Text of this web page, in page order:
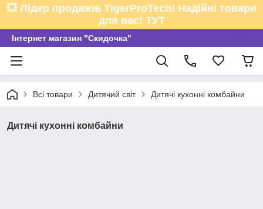
💥 Лідер продажів TigerProTech! Надійні товари
для вас! ТУТ
Інтернет магазин "Скидочка"
Всі товари Дитячий світ Дитячі кухонні комбайни
Дитячі кухонні комбайни